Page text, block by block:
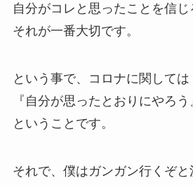
自分がコレと思ったことを信じ
それが一番大切です。
という事で、コロナに関しては
『自分が思ったとおりにやろう
ということです。
それで、僕はガンガン行くぞと